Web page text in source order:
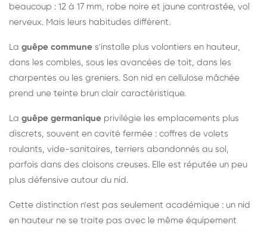
beaucoup : 12 à 17 mm, robe noire et jaune contrastée, vol
nerveux. Mais leurs habitudes diffèrent.
La guêpe commune s'installe plus volontiers en hauteur,
dans les combles, sous les avancées de toit, dans les
charpentes ou les greniers. Son nid en cellulose mâchée
prend une teinte brun clair caractéristique.
La guêpe germanique privilégie les emplacements plus
discrets, souvent en cavité fermée : coffres de volets
roulants, vide-sanitaires, terriers abandonnés au sol,
parfois dans des cloisons creuses. Elle est réputée un peu
plus défensive autour du nid.
Cette distinction n'est pas seulement académique : un nid
en hauteur ne se traite pas avec le même équipement